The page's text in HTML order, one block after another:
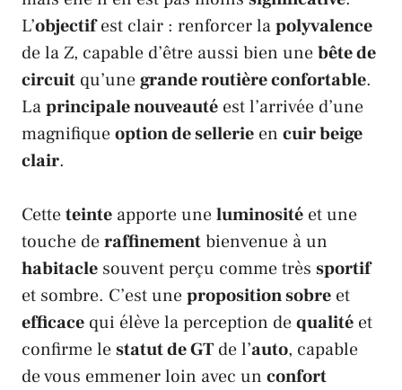
L’objectifest clair : renforcer lapolyvalence
de laZ, capable d’être aussi bien unebête de
circuit qu’unegrande routière confortable.
Laprincipale nouveauté est l’arrivée d’une
magnifiqueoption de sellerie en cuir beige
clair.
Cetteteinte apporte uneluminosité et une
touche deraffinementbienvenue à un
habitacle souvent perçu comme très sportif
et sombre. C’est uneproposition sobre et
efficace qui élève la perception dequalité et
confirme lestatut de GT de l’auto, capable
de vous emmener loin avec un confort